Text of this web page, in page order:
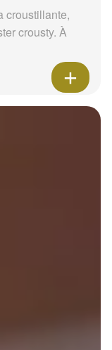
croustillante,
crousty. À